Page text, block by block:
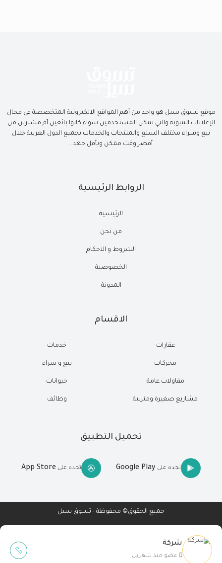
شركة
عضو منذ شهرين
موقع تسوق سيل هو واحد من أهم المواقع الالكترونية المتخصصة في مجال
الإعلانات المبوبة والتي تمكن المستخدمين سواء كانوا بائعين أم مشترين من
بيع وشراء مختلف السلع والمنتجات والخدمات بجميع الدول العربية خلال
أقصر وقت ممكن وبأقل جهد .
الروابط الرئيسية
الرئيسية
من نحن
الشروط و الاحكام
الخصوصية
المدونة
الاقسام
عقارات
محركات
مقاولات عامة
مشاريع صغيرة ومنزلية
خدمات
بيع و شراء
حيوانات
وظائف
تحميل التطبيق
تجده على Google Play تجده على App Store
جميع الحقوق© محفوظة - تسوق سيل